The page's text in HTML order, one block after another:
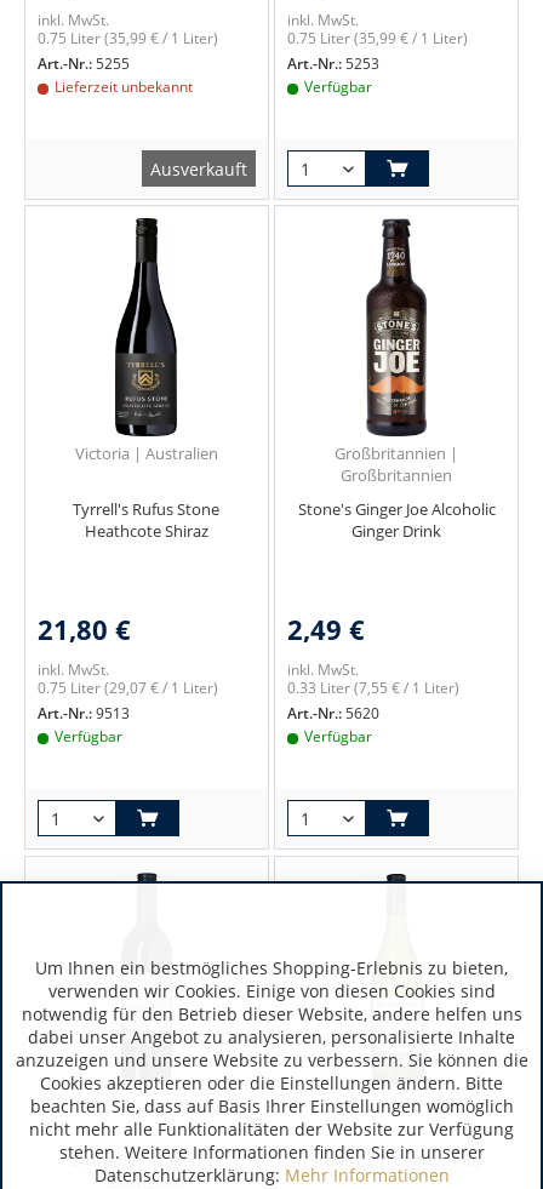
inkl. MwSt.
0.75 Liter(35,99 € / 1 Liter)
Art.-Nr.:5255
Lieferzeit unbekannt
Ausverkauft
inkl. MwSt.
0.75 Liter(35,99 € / 1 Liter)
Art.-Nr.:5253
Verfügbar
Victoria | Australien
Tyrrell's Rufus Stone
Heathcote Shiraz
21,80 €
inkl. MwSt.
0.75 Liter(29,07 € / 1 Liter)
Art.-Nr.:9513
Verfügbar
Großbritannien |
Großbritannien
Stone's Ginger Joe Alcoholic
Ginger Drink
2,49 €
inkl. MwSt.
0.33 Liter(7,55 € / 1 Liter)
Art.-Nr.:5620
Verfügbar
Kalifornien | USA
Stone Barn Cabernet
Sauvignon
Kalifornien | USA
Stone Barn Chardonnay
Um Ihnen ein bestmögliches Shopping-Erlebnis zu bieten,
verwenden wir Cookies. Einige von diesen Cookies sind
notwendig für den Betrieb dieser Website, andere helfen uns
dabei unser Angebot zu analysieren, personalisierte Inhalte
anzuzeigen und unsere Website zu verbessern. Sie können die
Cookies akzeptieren oder die Einstellungen ändern. Bitte
beachten Sie, dass auf Basis Ihrer Einstellungen womöglich
nicht mehr alle Funktionalitäten der Website zur Verfügung
stehen. Weitere Informationen finden Sie in unserer
Datenschutzerklärung: Mehr Informationen